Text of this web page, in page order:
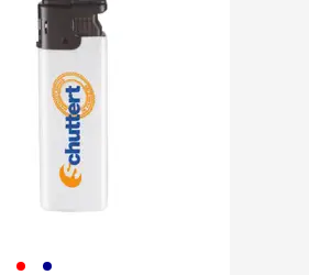
008 307